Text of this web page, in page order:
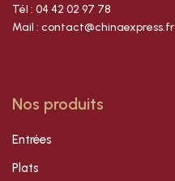
Tél : 04 42 02 97 78
Mail : contact@chinaexpress.fr
Nos produits
Entrées
Plats